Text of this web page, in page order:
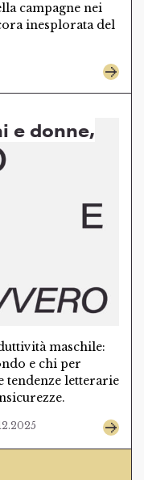
campagne nei
inesplorata del
e donne,
maschile:
e chi per
tendenze letterarie